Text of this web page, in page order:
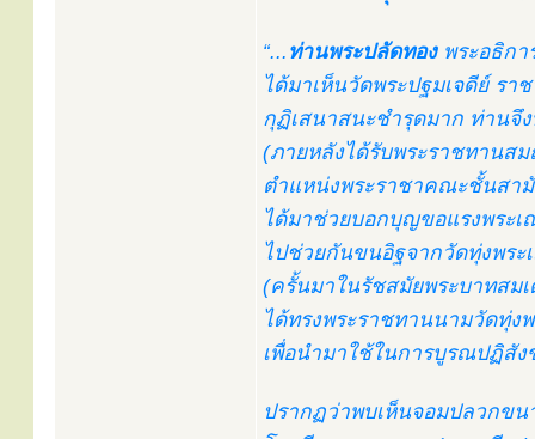
“... ท่านพระปลัดทองพระอธิกา
ได้มาเห็นวัดพระปฐมเจดีย์ รา
กุฏิเสนาสนะชำรุดมาก ท่านจึ
(ภายหลังได้รับพระราชทานส
ตำแหน่งพระราชาคณะชั้นสา
ได้มาช่วยบอกบุญขอแรงพระ
ไปช่วยกันขนอิฐจากวัดทุ่งพระ
(ครั้นมาในรัชสมัยพระบาทสม
ได้ทรงพระราชทานนามวัดทุ่ง
เพื่อนำมาใช้ในการบูรณปฏิสัง
ปรากฏว่าพบเห็นจอมปลวกข